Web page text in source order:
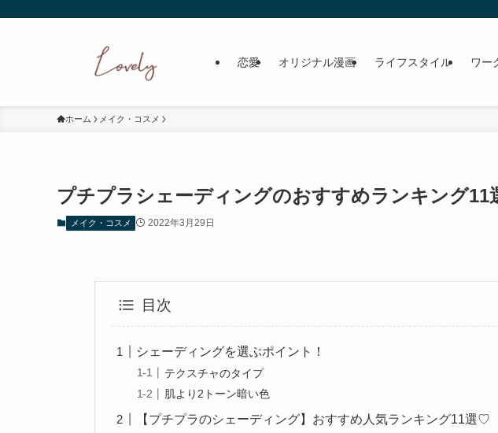
恋愛 オリジナル漫画 ライフスタイル ワー
ホーム メイク・コスメ
プチプラシェーディングのおすすめランキング11
メイク・コスメ 2022年3月29日
目次
シェーディングを選ぶポイント！
テクスチャのタイプ
肌より2トーン暗い色
【プチプラのシェーディング】おすすめ人気ランキング11選♡